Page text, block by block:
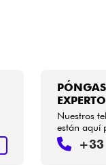
EXPERTO
Nuestros
están aquí